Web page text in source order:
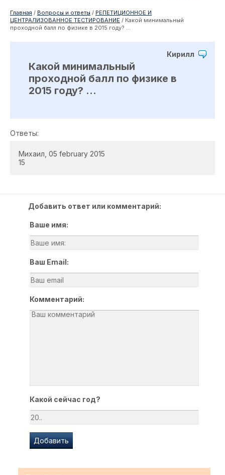
Главная / Вопросы и ответы / РЕПЕТИЦИОННОЕ И
ЦЕНТРАЛИЗОВАННОЕ ТЕСТИРОВАНИЕ / Какой минимальный
проходной балл по физике в 2015 году? ...
Кирилл
Какой минимальный
проходной балл по физике в
2015 году? ...
Ответы:
Михаил, 05 february 2015
15
Добавить ответ или комментарий:
Ваше имя:
Ваш Email:
Комментарий:
Какой сейчас год?